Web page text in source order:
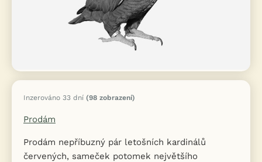
Inzerováno 33 dní (98 zobrazení)
Prodám
Prodám nepříbuzný pár letošních kardinálů
červených, sameček potomek největšího